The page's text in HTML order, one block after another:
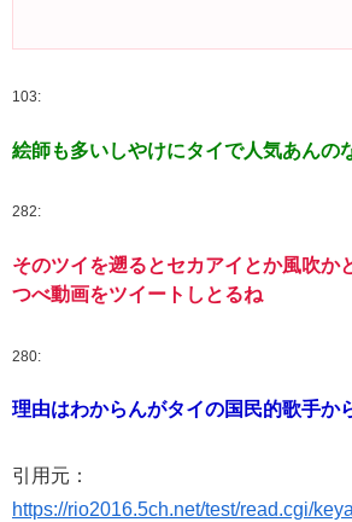
103:
絵師も多いしやけにタイで人気あんの
282:
そのツイを遡るとセカアイとか風吹か
つべ動画をツイートしとるね
280:
理由はわからんがタイの国民的歌手か
引用元：
https://rio2016.5ch.net/test/read.cgi/